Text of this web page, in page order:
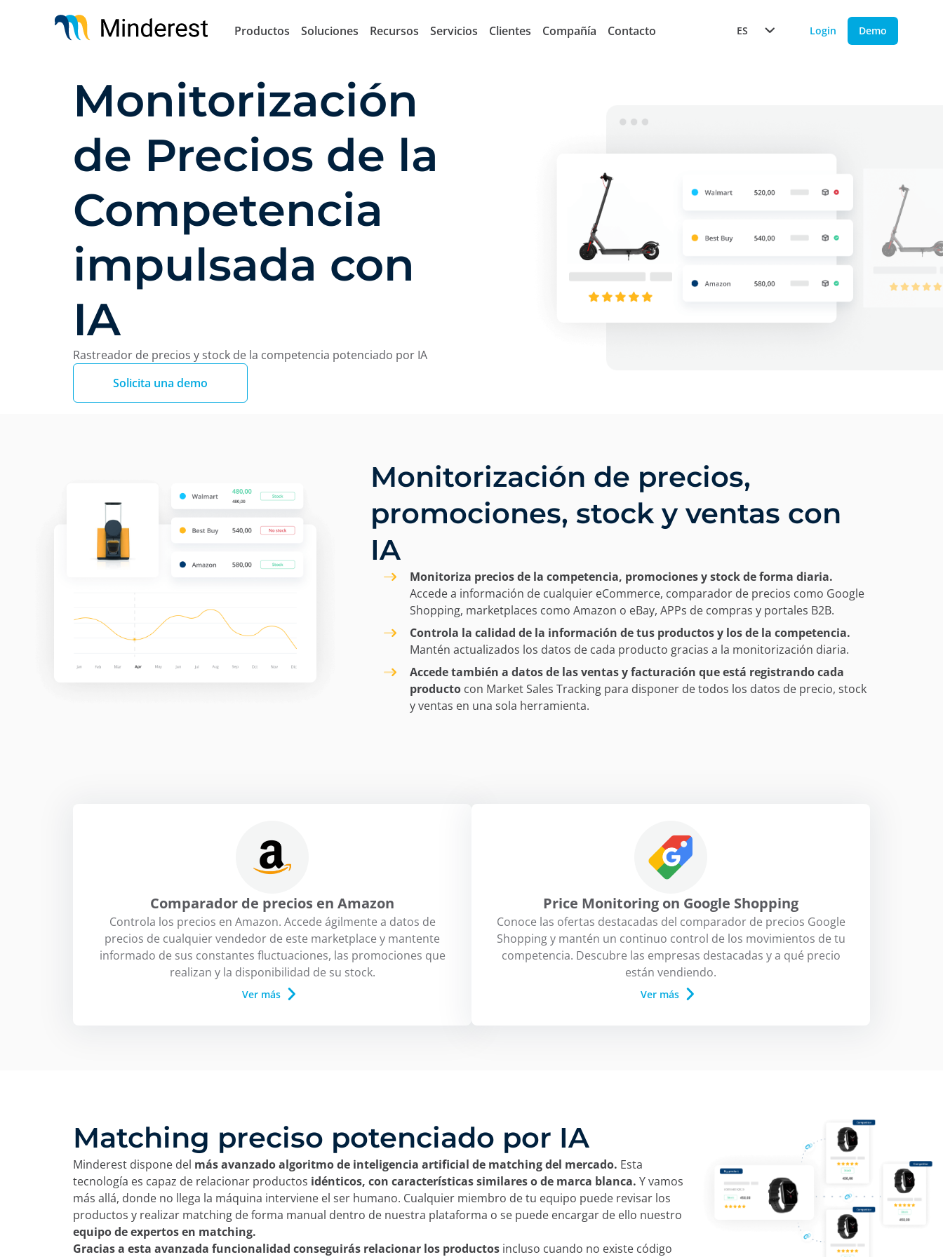
Productos Soluciones Recursos Servicios Clientes Compañía Contacto ES Login Demo
Monitorización
de Precios de la
Competencia
impulsada con
IA
Rastreador de precios y stock de la competencia potenciado por IA
Solicita una demo
Monitorización de precios,
promociones, stock y ventas con
IA
Monitoriza precios de la competencia, promociones y stock de forma diaria.
Accede a información de cualquier eCommerce, comparador de precios como Google
Shopping, marketplaces como Amazon o eBay, APPs de compras y portales B2B.
Controla la calidad de la información de tus productos y los de la competencia.
Mantén actualizados los datos de cada producto gracias a la monitorización diaria.
Accede también a datos de las ventas y facturación que está registrando cada
producto con Market Sales Tracking para disponer de todos los datos de precio, stock
y ventas en una sola herramienta.
Comparador de precios en Amazon
Controla los precios en Amazon. Accede ágilmente a datos de
precios de cualquier vendedor de este marketplace y mantente
informado de sus constantes fluctuaciones, las promociones que
realizan y la disponibilidad de su stock.
Ver más
Price Monitoring on Google Shopping
Conoce las ofertas destacadas del comparador de precios Google
Shopping y mantén un continuo control de los movimientos de tu
competencia. Descubre las empresas destacadas y a qué precio
están vendiendo.
Ver más
Matching preciso potenciado por IA
Minderest dispone del más avanzado algoritmo de inteligencia artificial de matching del mercado. Esta
tecnología es capaz de relacionar productos idénticos, con características similares o de marca blanca. Y vamos
más allá, donde no llega la máquina interviene el ser humano. Cualquier miembro de tu equipo puede revisar los
productos y realizar matching de forma manual dentro de nuestra plataforma o se puede encargar de ello nuestro
equipo de expertos en matching.
Gracias a esta avanzada funcionalidad conseguirás relacionar los productos incluso cuando no existe código